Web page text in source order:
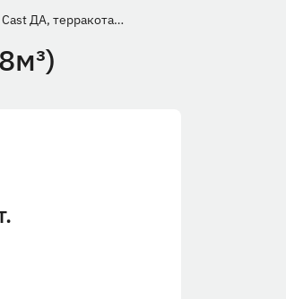
Печь банная Тунгуска Cast ДА, терракота (камни 36кг/до 18м³)